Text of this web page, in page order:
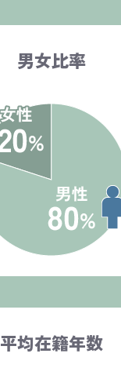
男女比率
平均在籍年数